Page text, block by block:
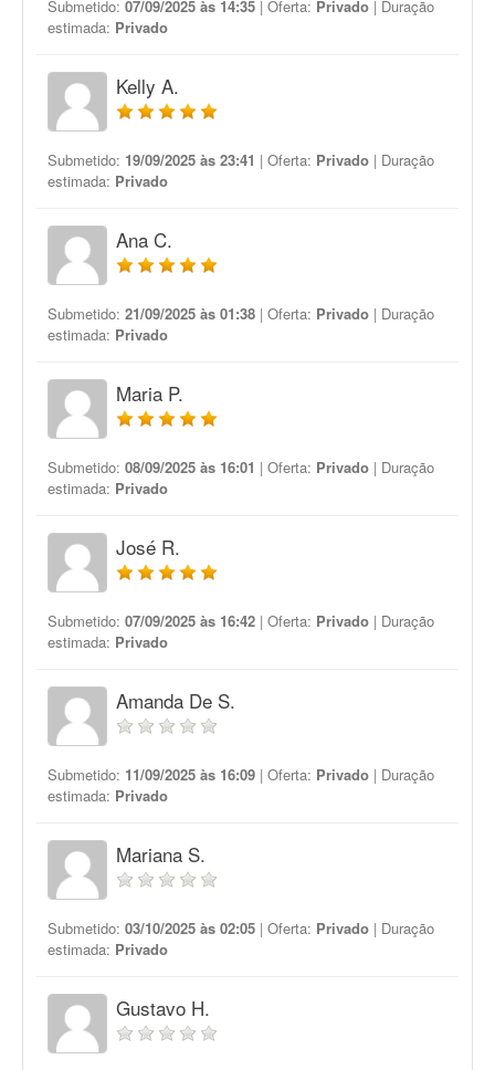
Submetido: 07/09/2025 às 14:35 | Oferta: Privado | Duração
estimada: Privado
Kelly A.
Submetido: 19/09/2025 às 23:41 | Oferta: Privado | Duração
estimada: Privado
Ana C.
Submetido: 21/09/2025 às 01:38 | Oferta: Privado | Duração
estimada: Privado
Maria P.
Submetido: 08/09/2025 às 16:01 | Oferta: Privado | Duração
estimada: Privado
José R.
Submetido: 07/09/2025 às 16:42 | Oferta: Privado | Duração
estimada: Privado
Amanda De S.
Submetido: 11/09/2025 às 16:09 | Oferta: Privado | Duração
estimada: Privado
Mariana S.
Submetido: 03/10/2025 às 02:05 | Oferta: Privado | Duração
estimada: Privado
Gustavo H.